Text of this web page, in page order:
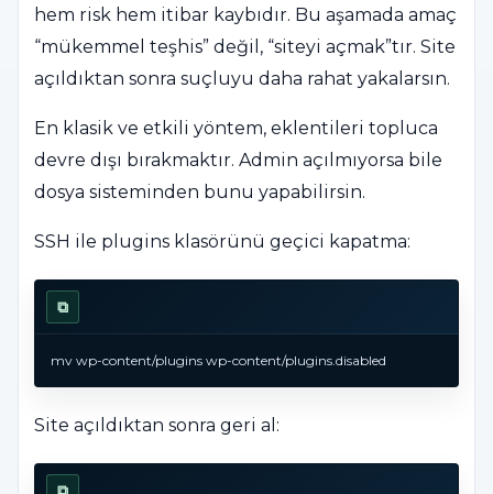
hem risk hem itibar kaybıdır. Bu aşamada amaç
“mükemmel teşhis” değil, “siteyi açmak”tır. Site
açıldıktan sonra suçluyu daha rahat yakalarsın.
En klasik ve etkili yöntem, eklentileri topluca
devre dışı bırakmaktır. Admin açılmıyorsa bile
dosya sisteminden bunu yapabilirsin.
SSH ile plugins klasörünü geçici kapatma:
⧉
mv wp-content/plugins wp-content/plugins.disabled
Site açıldıktan sonra geri al: